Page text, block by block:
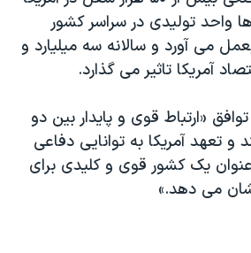
واحد توليدی در سراسر کشور
می آورد و سالانه سه ميليارد و
«ارتباط قوی و پایدار بین دو
تعهد آمریکا به توانایی دفاعی
یک کشور قوی و کلیدی برای
می دهد.»